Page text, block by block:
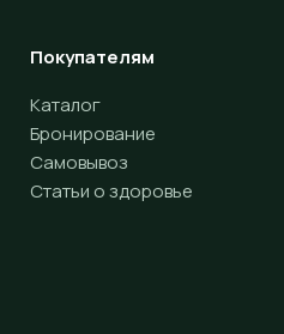
Покупателям
Каталог
Бронирование
Самовывоз
Статьи о здоровье